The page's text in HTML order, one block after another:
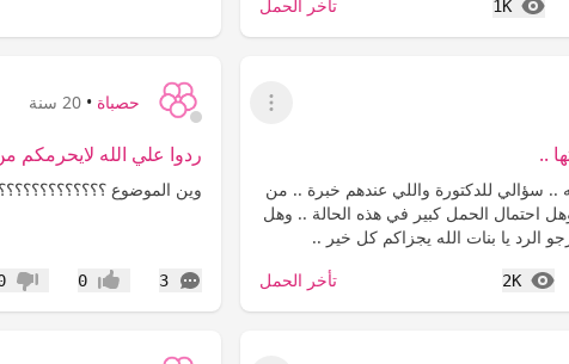
1K تأخر الحمل
عرض القائمة
..
.. سؤالي للدكتورة واللي عندهم خبرة .. من
احتمال الحمل كبير في هذه الحالة .. وهل
الرد يا بنات الله يجزاكم كل خير ..
2K
المشاهدات تأخر الحمل
حصباة • 20 سنة
ردوا علي الله لايحرمكم
وين الموضوع
3
التعليقات إعجاب0 عدم